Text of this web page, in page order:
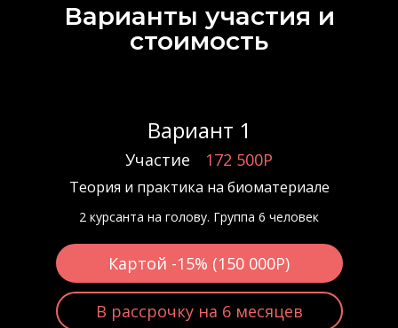
Варианты участия и
стоимость
Вариант 1
Участие 172 500Р
Теория и практика на биоматериале
2 курсанта на голову. Группа 6 человек
Картой -15% (150 000Р)
В рассрочку на 6 месяцев